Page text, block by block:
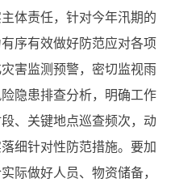
体责任，针对今年汛期的
序有效做好防范应对各项
害监测预警，密切监视雨
隐患排查分析，明确工作
、关键地点巡查频次，动
细针对性防范措施。要加
际做好人员、物资储备，